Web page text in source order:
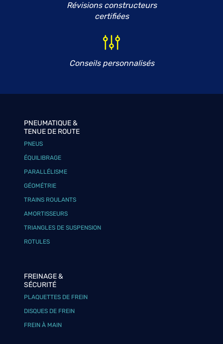
Révisions constructeurs
certifiées
Conseils personnalisés
PNEUMATIQUE &
TENUE DE ROUTE
PNEUS
ÉQUILIBRAGE
PARALLÉLISME
GÉOMÉTRIE
TRAINS ROULANTS
AMORTISSEURS
TRIANGLES DE SUSPENSION
ROTULES
FREINAGE &
SÉCURITÉ
PLAQUETTES DE FREIN
DISQUES DE FREIN
FREIN À MAIN